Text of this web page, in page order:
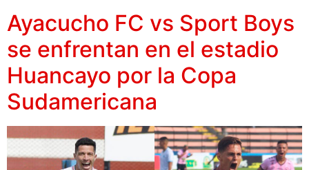
Ayacucho FC vs Sport Boys
se enfrentan en el estadio
Huancayo por la Copa
Sudamericana